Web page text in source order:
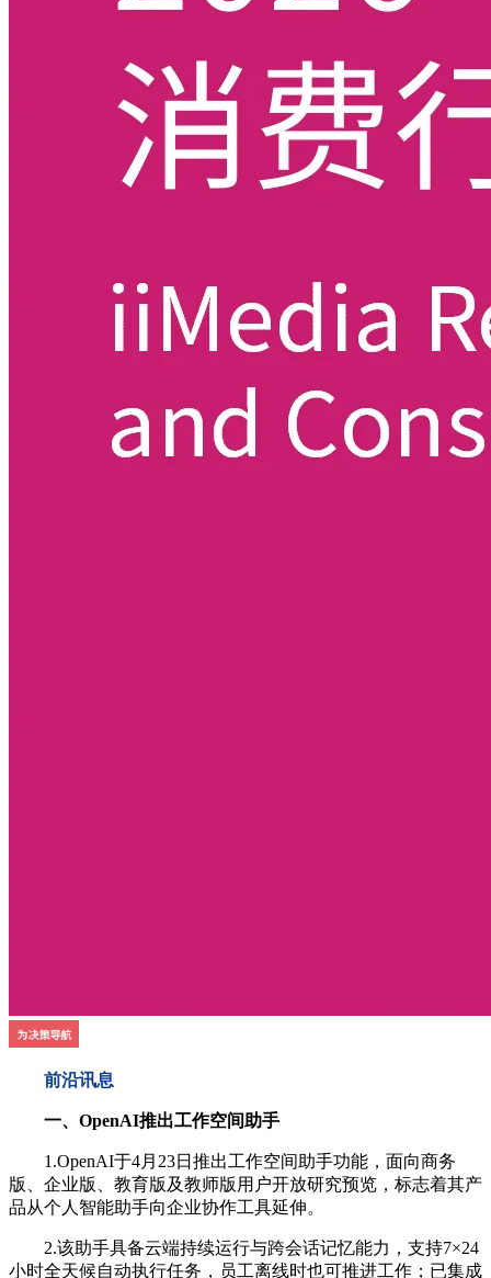
前沿讯息
一、OpenAI推出工作空间助手
1.OpenAI于4月23日推出工作空间助手功能，面向商务
版、企业版、教育版及教师版用户开放研究预览，标志着其产
品从个人智能助手向企业协作工具延伸。
2.该助手具备云端持续运行与跨会话记忆能力，支持7×24
小时全天候自动执行任务，员工离线时也可推进工作；已集成